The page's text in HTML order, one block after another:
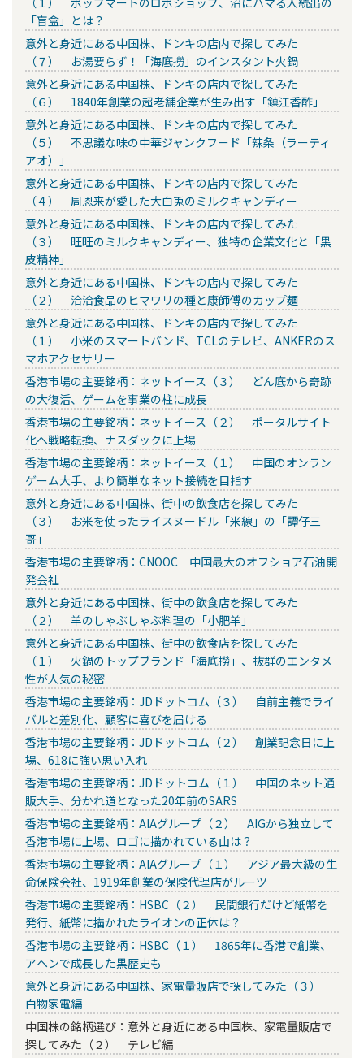
「盲盒」とは？
意外と身近にある中国株、ドンキの店内で探してみた
（７） お湯要らず！「海底撈」のインスタント火鍋
意外と身近にある中国株、ドンキの店内で探してみた
（６） 1840年創業の超老舗企業が生み出す「鎮江香酢」
意外と身近にある中国株、ドンキの店内で探してみた
（５） 不思議な味の中華ジャンクフード「辣条（ラーティ
アオ）」
意外と身近にある中国株、ドンキの店内で探してみた
（４） 周恩来が愛した大白兎のミルクキャンディー
意外と身近にある中国株、ドンキの店内で探してみた
（３） 旺旺のミルクキャンディー、独特の企業文化と「黒
皮精神」
意外と身近にある中国株、ドンキの店内で探してみた
（２） 洽洽食品のヒマワリの種と康師傅のカップ麺
意外と身近にある中国株、ドンキの店内で探してみた
（１） 小米のスマートバンド、TCLのテレビ、ANKERのス
マホアクセサリー
香港市場の主要銘柄：ネットイース（３） どん底から奇跡
の大復活、ゲームを事業の柱に成長
香港市場の主要銘柄：ネットイース（２） ポータルサイト
化へ戦略転換、ナスダックに上場
香港市場の主要銘柄：ネットイース（１） 中国のオンラン
ゲーム大手、より簡単なネット接続を目指す
意外と身近にある中国株、街中の飲食店を探してみた
（３） お米を使ったライスヌードル「米線」の「譚仔三
哥」
香港市場の主要銘柄：CNOOC 中国最大のオフショア石油開
発会社
意外と身近にある中国株、街中の飲食店を探してみた
（２） 羊のしゃぶしゃぶ料理の「小肥羊」
意外と身近にある中国株、街中の飲食店を探してみた
（１） 火鍋のトップブランド「海底撈」、抜群のエンタメ
性が人気の秘密
香港市場の主要銘柄：JDドットコム（３） 自前主義でライ
バルと差別化、顧客に喜びを届ける
香港市場の主要銘柄：JDドットコム（２） 創業記念日に上
場、618に強い思い入れ
香港市場の主要銘柄：JDドットコム（１） 中国のネット通
販大手、分かれ道となった20年前のSARS
香港市場の主要銘柄：AIAグループ（２） AIGから独立して
香港市場に上場、ロゴに描かれている山は？
香港市場の主要銘柄：AIAグループ（１） アジア最大級の生
命保険会社、1919年創業の保険代理店がルーツ
香港市場の主要銘柄：HSBC（２） 民間銀行だけど紙幣を
発行、紙幣に描かれたライオンの正体は？
香港市場の主要銘柄：HSBC（１） 1865年に香港で創業、
アヘンで成長した黒歴史も
意外と身近にある中国株、家電量販店で探してみた（３）
白物家電編
中国株の銘柄選び：意外と身近にある中国株、家電量販店で
探してみた（２） テレビ編